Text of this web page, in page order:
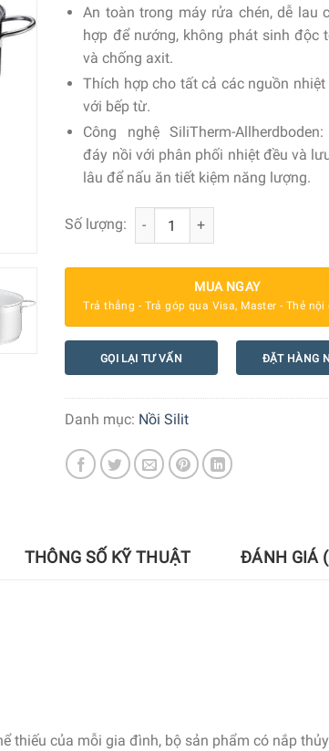
An toàn trong máy rửa chén, dễ lau
hợp để nướng, không phát sinh độc
và chống axit.
Thích hợp cho tất cả các nguồn
với bếp từ.
Công nghệ SiliTherm-
đáy nồi với phân phối nhiệt đều và
lâu để nấu ăn tiết kiệm năng lượng.
Số lượng: Bộ Nồi Silit Diamant 5 Món số lượng
MUA NGAY
Trả thẳng - Trả góp qua Visa, Master - Thẻ nội
GỌI LẠI TƯ VẤN ĐẶT HÀNG
Danh mục: Nồi Silit
THÔNG SỐ KỸ THUẬT ĐÁNH GIÁ
thiếu của mỗi gia đình, bộ sản phẩm có nắp